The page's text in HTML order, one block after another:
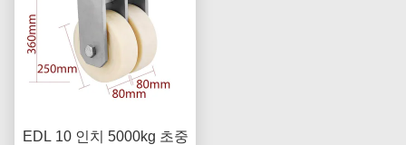
EDL 10 인치 5000kg 초중